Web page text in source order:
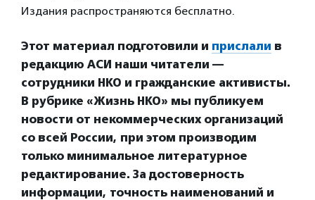
Издания распространяются бесплатно.
Этот материал подготовили и прислали в
редакцию АСИ наши читатели —
сотрудники НКО и гражданские активисты.
В рубрике «Жизнь НКО» мы публикуем
новости от некоммерческих организаций
со всей России, при этом производим
только минимальное литературное
редактирование. За достоверность
информации, точность наименований и